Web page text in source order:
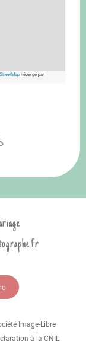
hébergé par
Image-Libre
à la CNIL